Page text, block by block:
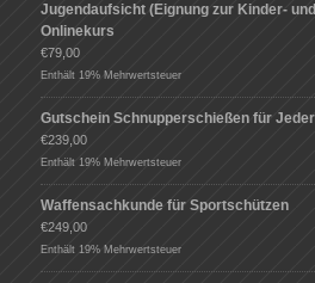
Jugendaufsicht (Eignung zur Kinder-
Onlinekurs
€79,00
Enthält 19% Mehrwertsteuer
Gutschein Schnupperschießen für
€239,00
Enthält 19% Mehrwertsteuer
Waffensachkunde für Sportschützen
€249,00
Enthält 19% Mehrwertsteuer